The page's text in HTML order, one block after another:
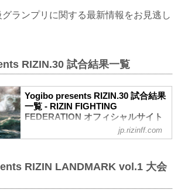
ランプリに関する最新情報をお見逃し
RIZIN.30 試合結果一覧
Yogibo presents RIZIN.30 試合結果
一覧 - RIZIN FIGHTING
FEDERATION オフィシャルサイト
第10試合／バンタム級トーナメント 2回
3R（61.0kg）
（LOSE）
jp.rizinff.com
RIZIN LANDMARK vol.1 大会